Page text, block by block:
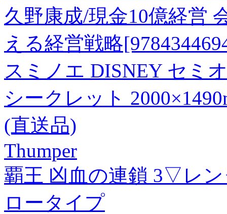
久野康成/現金10億経営
える経営戦略
スミノエ DISNEY セミ
シークレット
(直送品)
Thumper
覇王 凶血の連鎖 3▽レ
ロータイプ